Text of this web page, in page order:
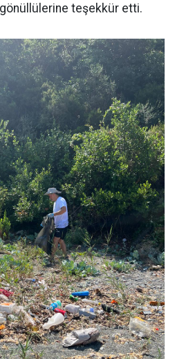
teşekkür etti.